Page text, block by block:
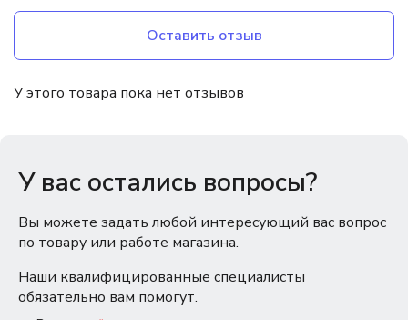
Оставить отзыв
У этого товара пока нет отзывов
У вас остались вопросы?
Вы можете задать любой интересующий вас вопрос
по товару или работе магазина.
Наши квалифицированные специалисты
обязательно вам помогут.